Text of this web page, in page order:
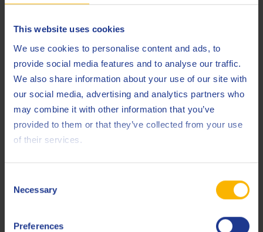
This website uses cookies
We use cookies to personalise content and ads, to
provide social media features and to analyse our traffic.
We also share information about your use of our site with
our social media, advertising and analytics partners who
may combine it with other information that you’ve
provided to them or that they’ve collected from your use
of their services.
Selection
Necessary
Preferences
Opmerkingen
Uitstekende vloei-eigenschappen bij lage temperatuur
(-15 °C)
Gerelateerde producten
Q8 Gluck E